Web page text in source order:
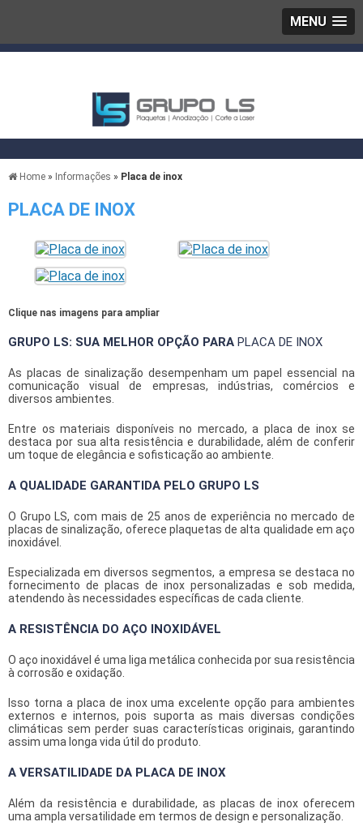
MENU
Home » Informações » Placa de inox
PLACA DE INOX
Clique nas imagens para ampliar
GRUPO LS: SUA MELHOR OPÇÃO PARA PLACA DE INOX
As placas de sinalização desempenham um papel essencial na
comunicação visual de empresas, indústrias, comércios e
diversos ambientes.
Entre os materiais disponíveis no mercado, a placa de inoxse
destaca por sua alta resistência e durabilidade, além de conferir
um toque de elegância e sofisticação ao ambiente.
A QUALIDADE GARANTIDA PELO GRUPO LS
O Grupo LS, com mais de 25 anos de experiência no mercado de
placas de sinalização, oferece plaquetas de alta qualidade em aço
inoxidável.
Especializada em diversos segmentos, a empresa se destaca no
fornecimento de placas de inox personalizadas e sob medida,
atendendo às necessidades específicas de cada cliente.
A RESISTÊNCIA DO AÇO INOXIDÁVEL
O aço inoxidável é uma liga metálica conhecida por sua resistência
à corrosão e oxidação.
Isso torna a placa de inoxuma excelente opção para ambientes
externos e internos, pois suporta as mais diversas condições
climáticas sem perder suas características originais, garantindo
assim uma longa vida útil do produto.
A VERSATILIDADE DA PLACA DE INOX
Além da resistência e durabilidade, as placas de inox oferecem
uma ampla versatilidade em termos de design e personalização.